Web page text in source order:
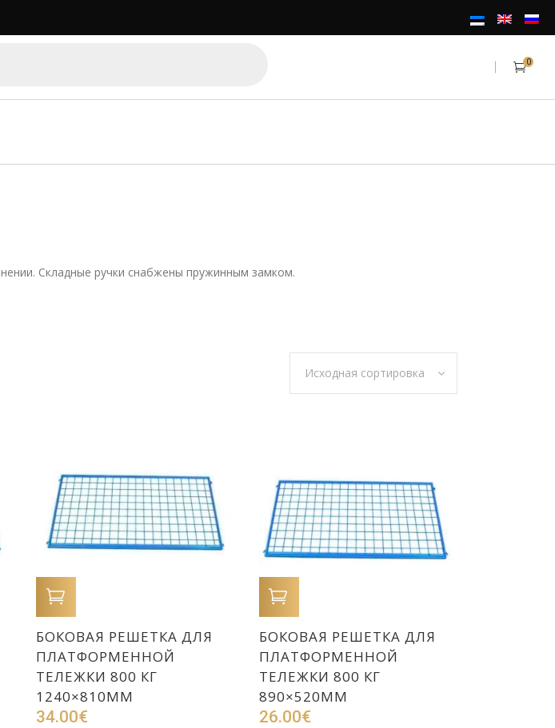
0
Складные ручки снабжены пружинным замком.
Исходная сортировка
БОКОВАЯ РЕШЕТКА ДЛЯ
ПЛАТФОРМЕННОЙ
ТЕЛЕЖКИ 800 КГ
1240×810ММ
34.00€
БОКОВАЯ РЕШЕТКА ДЛЯ
ПЛАТФОРМЕННОЙ
ТЕЛЕЖКИ 800 КГ
890×520ММ
26.00€